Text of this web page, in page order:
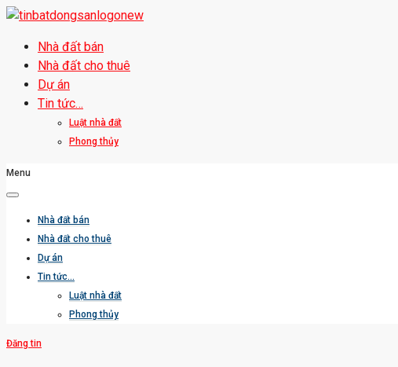
Nhà đất bán
Nhà đất cho thuê
Dự án
Tin tức…
Luật nhà đất
Phong thủy
Menu
Nhà đất bán
Nhà đất cho thuê
Dự án
Tin tức…
Luật nhà đất
Phong thủy
Đăng tin